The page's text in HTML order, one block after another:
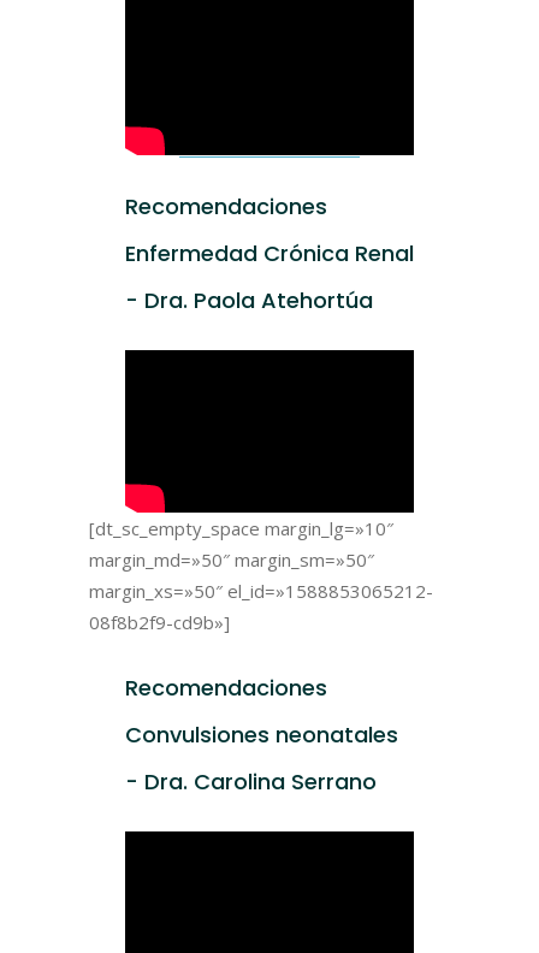
Recomendaciones
Enfermedad Crónica Renal
- Dra. Paola Atehortúa
[dt_sc_empty_space margin_lg=»10″
margin_md=»50″ margin_sm=»50″
margin_xs=»50″ el_id=»1588853065212-
08f8b2f9-cd9b»]
Recomendaciones
Convulsiones neonatales
- Dra. Carolina Serrano